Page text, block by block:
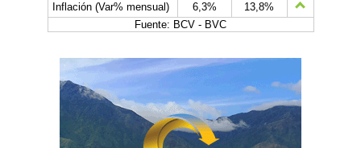
Inflación (Var% mensual)
6,3%
13,8%
Fuente: BCV - BVC